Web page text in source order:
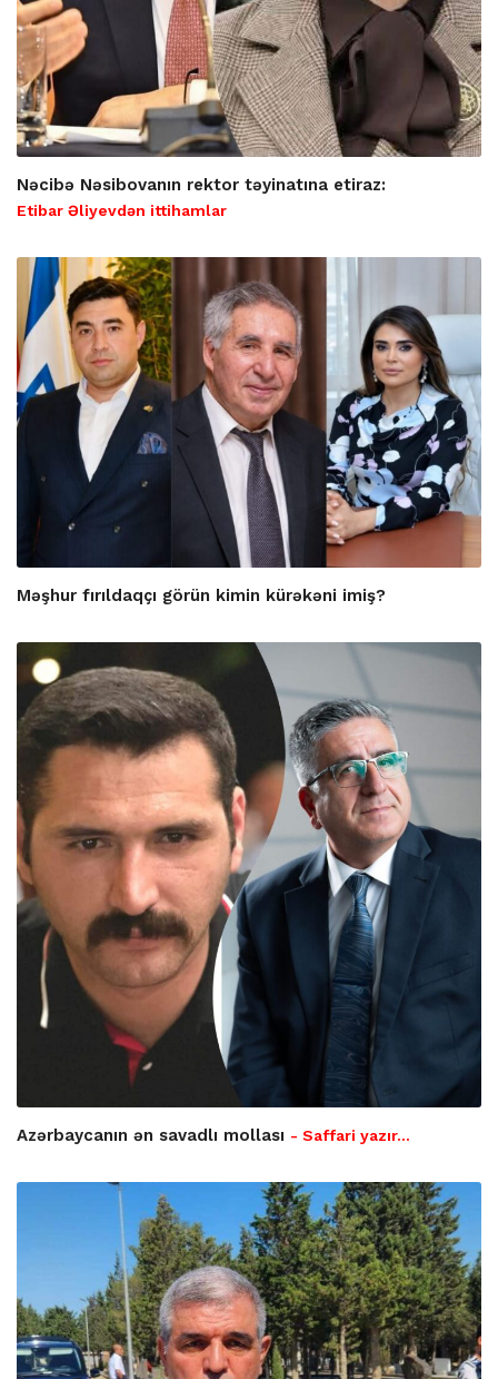
Nəcibə Nəsibovanın rektor təyinatına etiraz:
Etibar Əliyevdən ittihamlar
Məşhur fırıldaqçı görün kimin kürəkəni imiş?
Azərbaycanın ən savadlı mollası - Saffari yazır…